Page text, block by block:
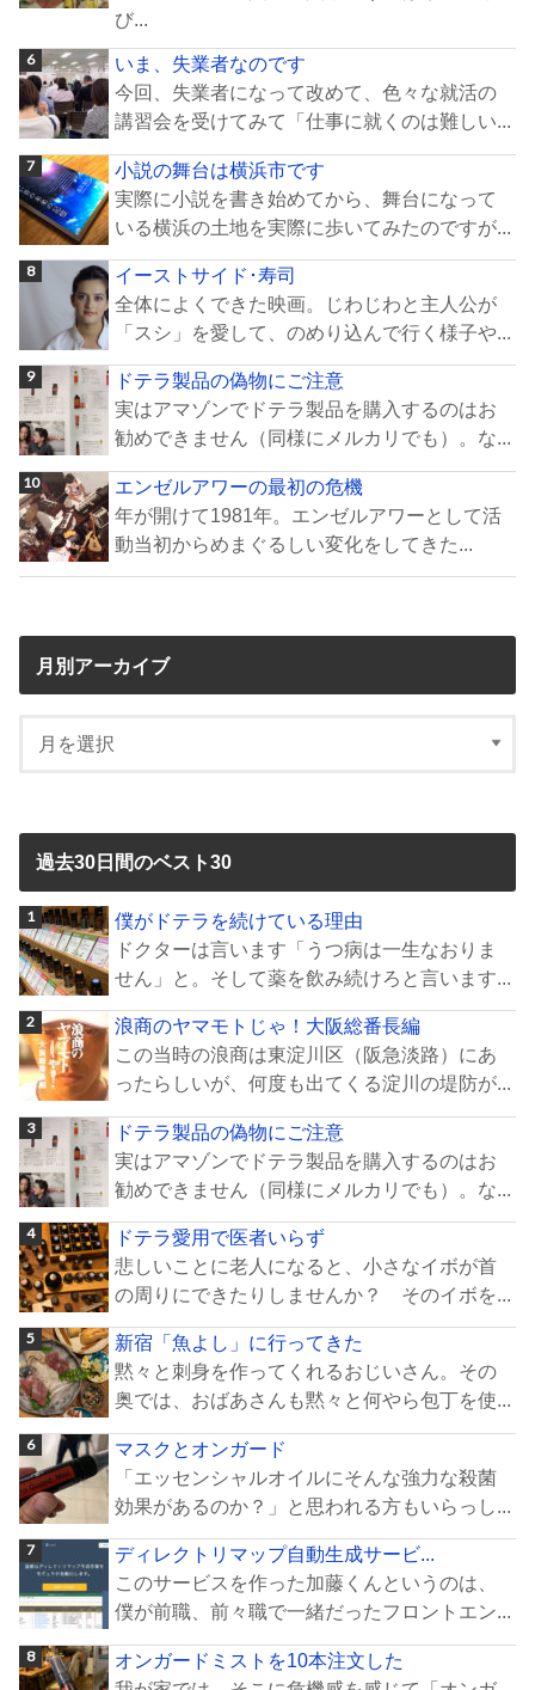
び...
いま、失業者なのです
今回、失業者になって改めて、色々な就活の
講習会を受けてみて「仕事に就くのは難しい...
小説の舞台は横浜市です
実際に小説を書き始めてから、舞台になって
いる横浜の土地を実際に歩いてみたのですが...
イーストサイド･寿司
全体によくできた映画。じわじわと主人公が
「スシ」を愛して、のめり込んで行く様子や...
ドテラ製品の偽物にご注意
実はアマゾンでドテラ製品を購入するのはお
勧めできません（同様にメルカリでも）。な...
エンゼルアワーの最初の危機
年が開けて1981年。エンゼルアワーとして活
動当初からめまぐるしい変化をしてきた...
月別アーカイブ
過去30日間のベスト30
僕がドテラを続けている理由
ドクターは言います「うつ病は一生なおりま
せん」と。そして薬を飲み続けろと言います...
浪商のヤマモトじゃ！大阪総番長編
この当時の浪商は東淀川区（阪急淡路）にあ
ったらしいが、何度も出てくる淀川の堤防が...
ドテラ製品の偽物にご注意
実はアマゾンでドテラ製品を購入するのはお
勧めできません（同様にメルカリでも）。な...
ドテラ愛用で医者いらず
悲しいことに老人になると、小さなイボが首
の周りにできたりしませんか？ そのイボを...
新宿「魚よし」に行ってきた
黙々と刺身を作ってくれるおじいさん。その
奥では、おばあさんも黙々と何やら包丁を使...
マスクとオンガード
「エッセンシャルオイルにそんな強力な殺菌
効果があるのか？」と思われる方もいらっし...
ディレクトリマップ自動生成サービ...
このサービスを作った加藤くんというのは、
僕が前職、前々職で一緒だったフロントエン...
オンガードミストを10本注文した